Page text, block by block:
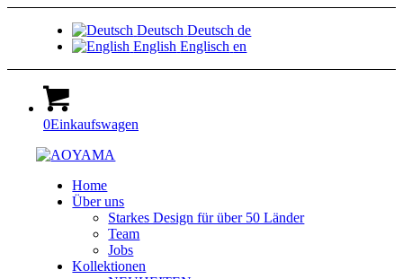
Deutsch Deutsch de
English Englisch en
0Einkaufswagen
Home
Über uns
Starkes Design für über 50 Länder
Team
Jobs
Kollektionen